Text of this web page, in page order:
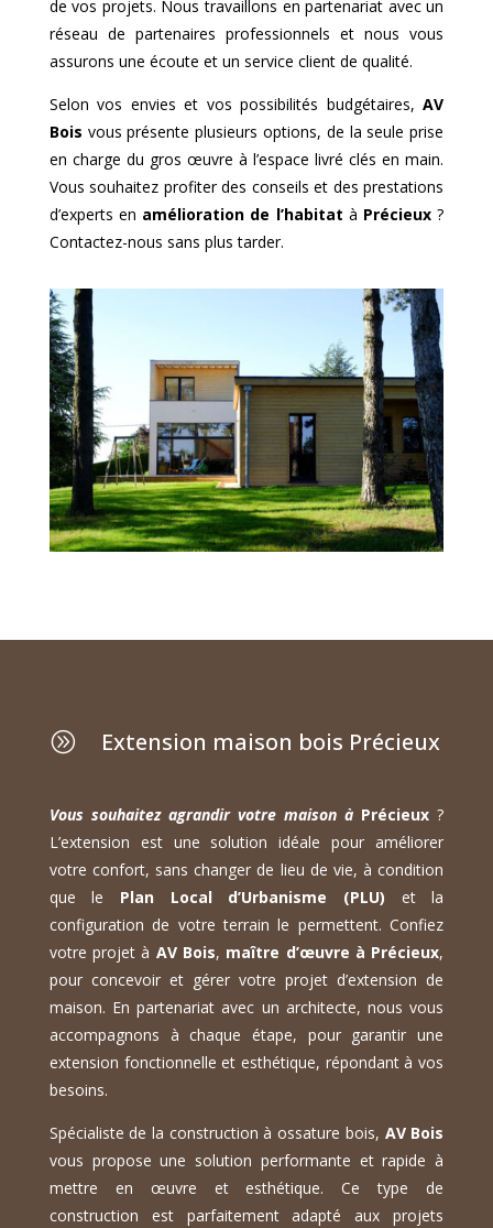
de vos projets. Nous travaillons en partenariat avec un
réseau de partenaires professionnels et nous vous
assurons une écoute et un service client de qualité.
Selon vos envies et vos possibilités budgétaires,AV
Bois vous présente plusieurs options, de la seule prise
en charge du gros œuvre à l’espace livré clés en main.
Vous souhaitez profiter des conseils et des prestations
d’experts en amélioration de l’habitat à Précieux ?
Contactez-nous sans plus tarder.
A Extension maison bois Précieux
Vous souhaitez agrandir votre maison à Précieux ?
L’extension est une solution idéale pour améliorer
votre confort, sans changer de lieu de vie, à condition
que le Plan Local d’Urbanisme (PLU) et la
configuration de votre terrain le permettent. Confiez
votre projet à AV Bois, maître d’œuvre à Précieux,
pour concevoir et gérer votre projet d’extension de
maison. En partenariat avec un architecte, nous vous
accompagnons à chaque étape, pour garantir une
extension fonctionnelle et esthétique, répondant à vos
besoins.
Spécialiste de la construction à ossature bois, AV Bois
vous propose une solution performante et rapide à
mettre en œuvre et esthétique. Ce type de
construction est parfaitement adapté aux projets